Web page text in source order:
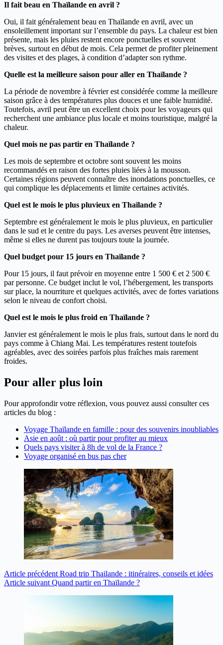
Il fait beau en Thaïlande en avril ?
Oui, il fait généralement beau en Thaïlande en avril, avec un
ensoleillement important sur l’ensemble du pays. La chaleur est bien
présente, mais les pluies restent encore ponctuelles et souvent
brèves, surtout en début de mois. Cela permet de profiter pleinement
des visites et des plages, à condition d’adapter son rythme.
Quelle est la meilleure saison pour aller en Thaïlande ?
La période de novembre à février est considérée comme la meilleure
saison grâce à des températures plus douces et une faible humidité.
Toutefois, avril peut être un excellent choix pour les voyageurs qui
recherchent une ambiance plus locale et moins touristique, malgré la
chaleur.
Quel mois ne pas partir en Thaïlande ?
Les mois de septembre et octobre sont souvent les moins
recommandés en raison des fortes pluies liées à la mousson.
Certaines régions peuvent connaître des inondations ponctuelles, ce
qui complique les déplacements et limite certaines activités.
Quel est le mois le plus pluvieux en Thaïlande ?
Septembre est généralement le mois le plus pluvieux, en particulier
dans le sud et le centre du pays. Les averses peuvent être intenses,
même si elles ne durent pas toujours toute la journée.
Quel budget pour 15 jours en Thaïlande ?
Pour 15 jours, il faut prévoir en moyenne entre 1 500 € et 2 500 €
par personne. Ce budget inclut le vol, l’hébergement, les transports
sur place, la nourriture et quelques activités, avec de fortes variations
selon le niveau de confort choisi.
Quel est le mois le plus froid en Thaïlande ?
Janvier est généralement le mois le plus frais, surtout dans le nord du
pays comme à Chiang Mai. Les températures restent toutefois
agréables, avec des soirées parfois plus fraîches mais rarement
froides.
Pour aller plus loin
Pour approfondir votre réflexion, vous pouvez aussi consulter ces
articles du blog :
Voyage Thaïlande en famille : pour des souvenirs inoubliables
Asie en août : où partir pour profiter au mieux
Quels pays visiter à 8h de vol de la France ?
Voyage organisé en bus pas cher
Article précédent Road trip Thailande : itinéraires, conseils et idées
Article suivant Quand partir en Thaïlande ?